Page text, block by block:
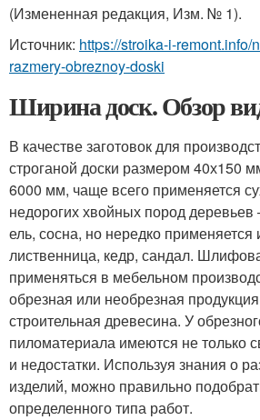
(Измененная редакция, Изм. № 1).
Источник: https://stroika-i-remont.info/
razmery-obreznoy-doski
Ширина доск. Обзор
В качестве заготовок для
строганой доски размером 40х150
6000 мм, чаще всего применяется
недорогих хвойных пород деревьев
ель, сосна, но нередко применяется
лиственница, кедр, сандал.
применяться в мебельном
обрезная или необрезная продукция
строительная древесина. У
пиломатериала имеются не только
и недостатки. Используя знания о
изделий, можно правильно
определенного типа работ.